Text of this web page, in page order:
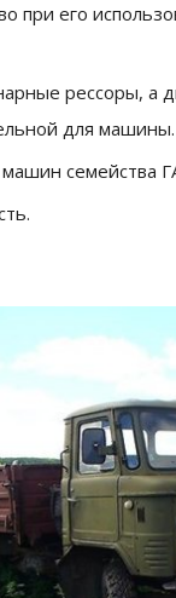
при его
рессоры,
для машины.
семейства